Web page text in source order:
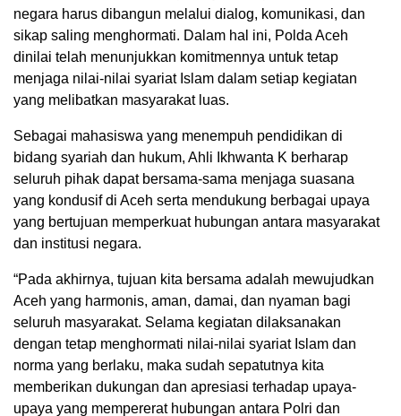
negara harus dibangun melalui dialog, komunikasi, dan
sikap saling menghormati. Dalam hal ini, Polda Aceh
dinilai telah menunjukkan komitmennya untuk tetap
menjaga nilai-nilai syariat Islam dalam setiap kegiatan
yang melibatkan masyarakat luas.
Sebagai mahasiswa yang menempuh pendidikan di
bidang syariah dan hukum, Ahli Ikhwanta K berharap
seluruh pihak dapat bersama-sama menjaga suasana
yang kondusif di Aceh serta mendukung berbagai upaya
yang bertujuan memperkuat hubungan antara masyarakat
dan institusi negara.
“Pada akhirnya, tujuan kita bersama adalah mewujudkan
Aceh yang harmonis, aman, damai, dan nyaman bagi
seluruh masyarakat. Selama kegiatan dilaksanakan
dengan tetap menghormati nilai-nilai syariat Islam dan
norma yang berlaku, maka sudah sepatutnya kita
memberikan dukungan dan apresiasi terhadap upaya-
upaya yang mempererat hubungan antara Polri dan